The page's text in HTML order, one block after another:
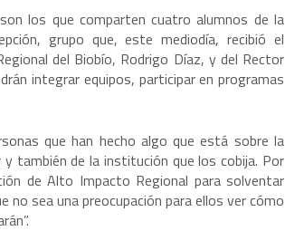
los que comparten cuatro alumnos de la
grupo que, este mediodía, recibió el
del Biobío, Rodrigo Díaz, y del Rector
integrar equipos, participar en programas
que han hecho algo que está sobre la
también de la institución que los cobija. Por
de Alto Impacto Regional para solventar
sea una preocupación para ellos ver cómo